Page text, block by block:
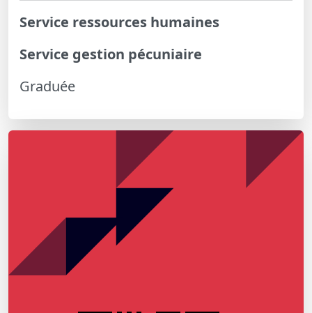
Service ressources humaines
Service gestion pécuniaire
Graduée